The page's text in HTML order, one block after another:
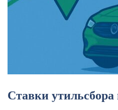
Ставки утильсбора